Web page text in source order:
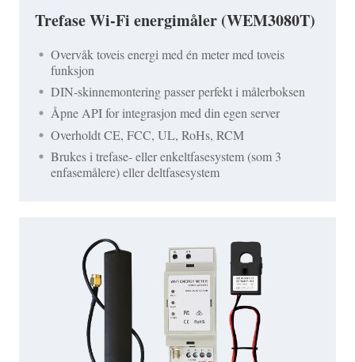
Trefase Wi-Fi energimåler (WEM3080T)
Overvåk toveis energi med én meter med toveis
funksjon
DIN-skinnemontering passer perfekt i målerboksen
Åpne API for integrasjon med din egen server
Overholdt CE, FCC, UL, RoHs, RCM
Brukes i trefase- eller enkeltfasesystem (som 3
enfasemålere) eller deltfasesystem